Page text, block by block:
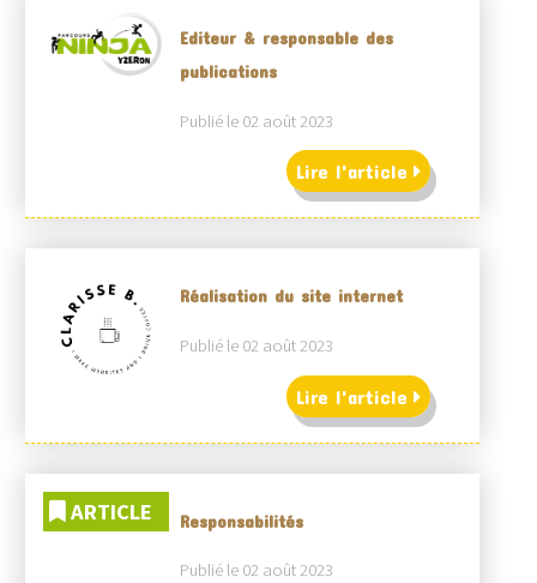
Editeur & responsable des
publications
Publié le 02 août 2023
Lire l'article
Réalisation du site internet
Publié le 02 août 2023
Lire l'article
ARTICLE Responsabilités
Publié le 02 août 2023